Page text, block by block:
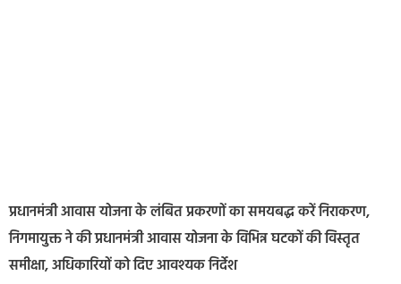
प्रधानमंत्री आवास योजना के लंबित प्रकरणों का समयबद्ध करें निराकरण,
निगमायुक्त ने की प्रधानमंत्री आवास योजना के विभिन्न घटकों की विस्तृत
समीक्षा, अधिकारियों को दिए आवश्यक निर्देश